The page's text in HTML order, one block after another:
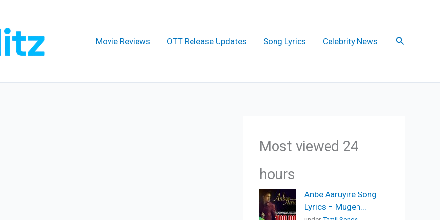
Movie Reviews OTT Release Updates Song Lyrics Celebrity News Search
Most viewed 24
hours
Anbe Aaruyire Song
Lyrics – Mugen...